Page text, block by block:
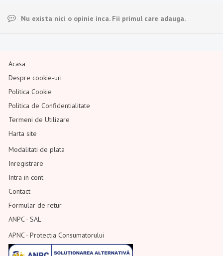
Nu exista nici o opinie inca. Fii primul care adauga.
Acasa
Despre cookie-uri
Politica Cookie
Politica de Confidentialitate
Termeni de Utilizare
Harta site
Modalitati de plata
Inregistrare
Intra in cont
Contact
Formular de retur
ANPC - SAL
APNC - Protectia Consumatorului